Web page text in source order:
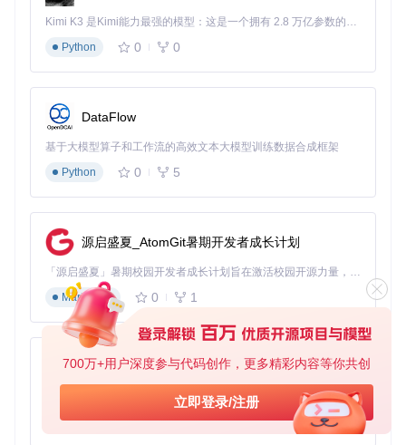
700万+用户深度参与代码创作，更多精彩内容等你共创
立即登录/注册
Kimi K3 是Kimi能力最强的模型：这是一个拥有 2.8 万亿参数的混合专家（MoE）模型，具备原生视觉理解能力，并支持 100 万 token 的上下文窗口。
Python
0 0
DataFlow
基于大模型算子和工作流的高效文本大模型训练数据合成框架
Python
0 5
源启盛夏_AtomGit暑期开发者成长计划
「源启盛夏」暑期校园开发者成长计划旨在激活校园开源力量，通过积分激励、认证扶持、资源倾斜等形式，引导高校组织和开发者完成「入驻 — 建项目 — 做贡献 — 获认证 — 得资源」的完整闭环。无论你是想带领社团入驻平台的组织者，还是希望用代码贡献证明自己的开发者，都能在这里找到属于你的成长路径。
Markdown
0 1
py-xiaozhi
基于Python的Xiaozhi AI，适用于想要完整Xiaozhi体验而无需拥有专用硬件的用户。
Python
0 1